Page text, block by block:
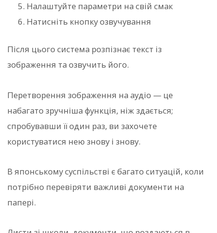
Налаштуйте параметри на свій смак
Натисніть кнопку озвучування
Після цього система розпізнає текст із
зображення та озвучить його.
Перетворення зображення на аудіо — це
набагато зручніша функція, ніж здається;
спробувавши її один раз, ви захочете
користуватися нею знову і знову.
В японському суспільстві є багато ситуацій, коли
потрібно перевіряти важливі документи на
папері.